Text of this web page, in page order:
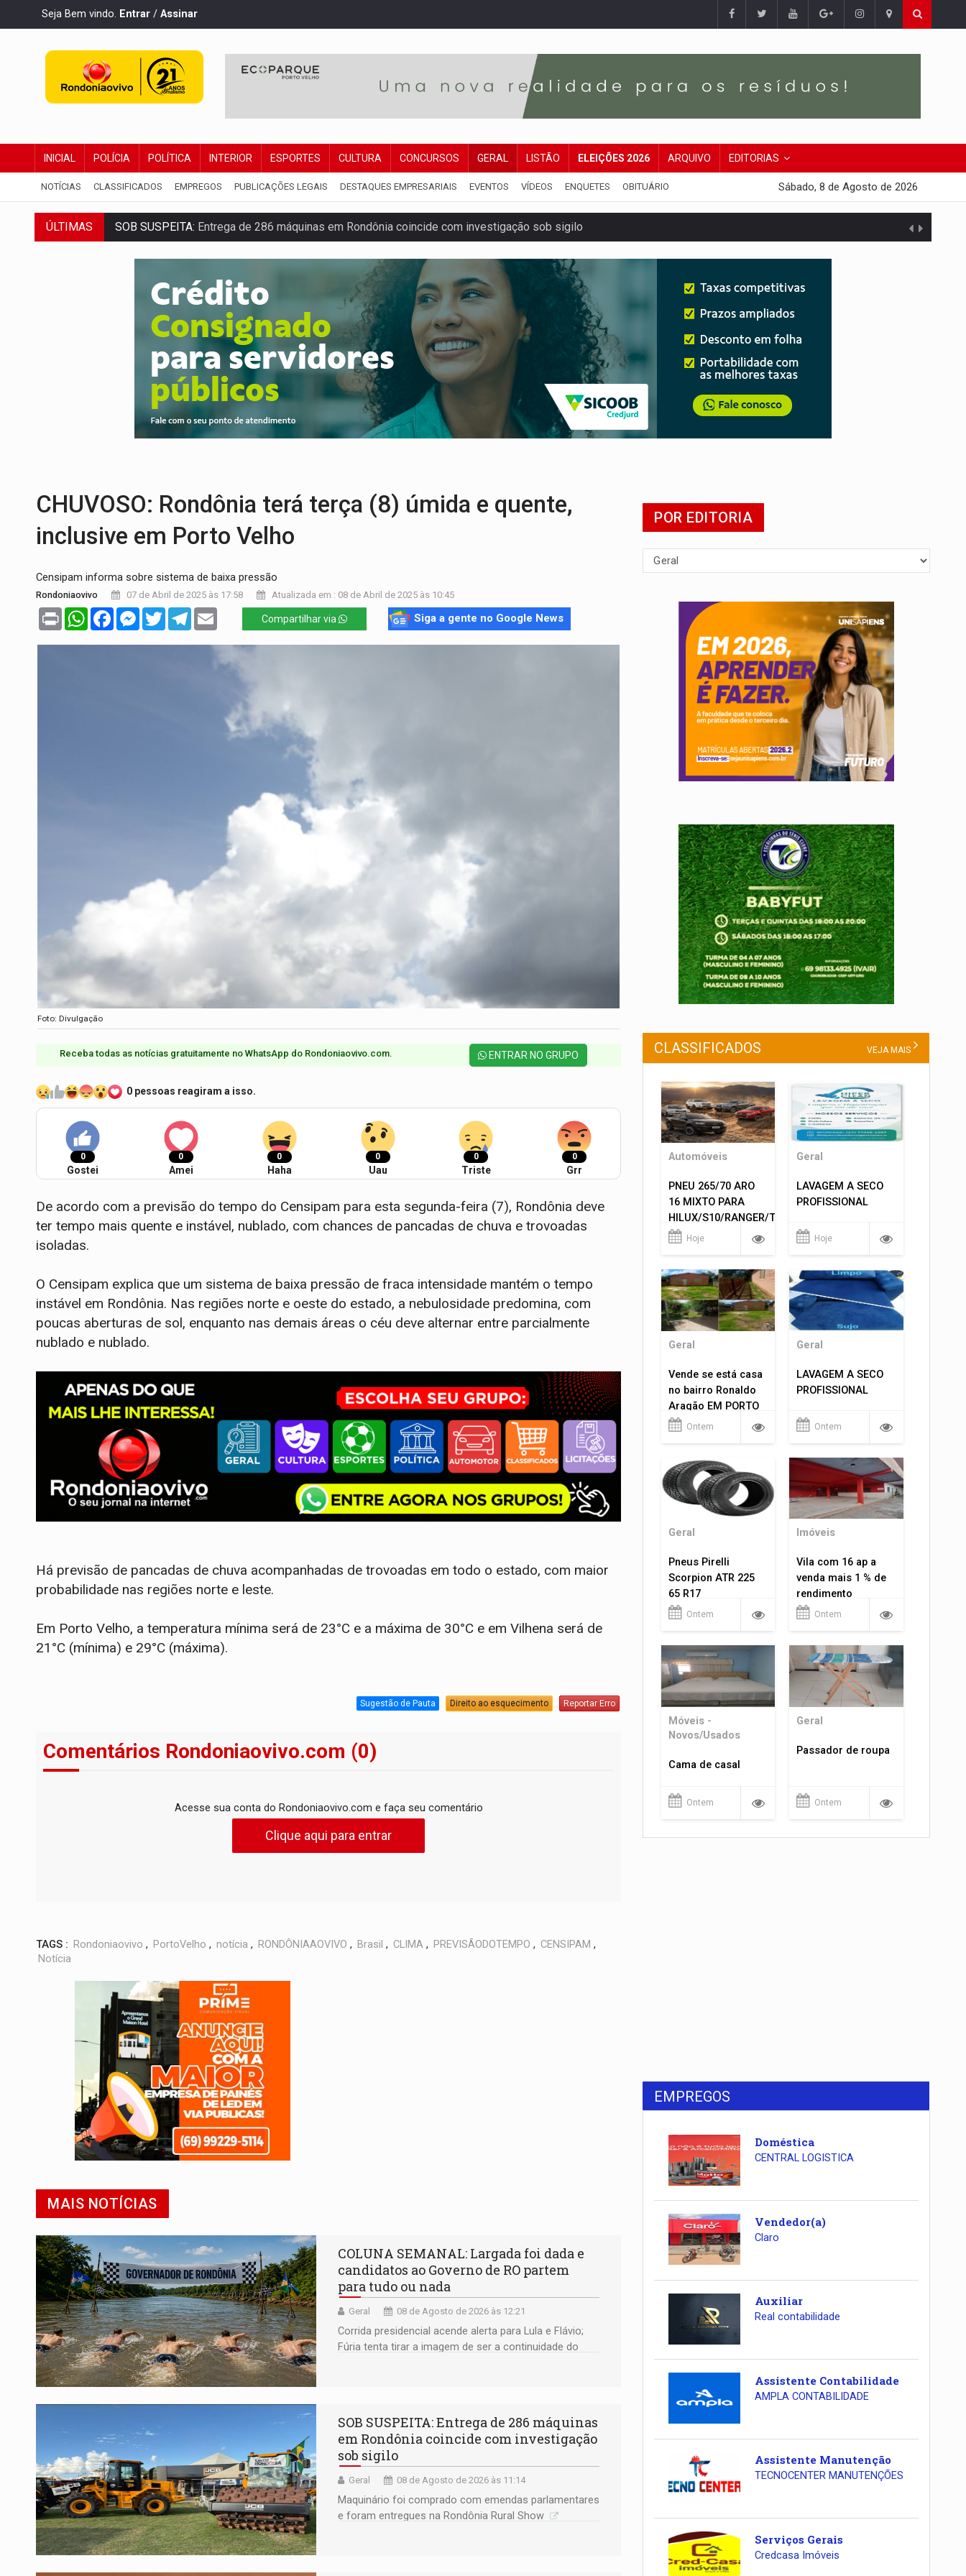
Seja Bem vindo. Entrar / Assinar
INICIAL POLÍCIA POLÍTICA INTERIOR ESPORTES CULTURA CONCURSOS GERAL LISTÃO ELEIÇÕES 2026 ARQUIVO EDITORIAS
NOTÍCIAS CLASSIFICADOS EMPREGOS PUBLICAÇÕES LEGAIS DESTAQUES EMPRESARIAIS EVENTOS VÍDEOS ENQUETES OBITUÁRIO Sábado, 8 de Agosto de 2026
ÚLTIMAS SOB SUSPEITA: Entrega de 286 máquinas em Rondônia coincide com investigação sob sigilo
ARTIGO:Reter até 50% no distrato imobiliário é legal, mas não pode ser automático
DO HOSPITAL AO CAMPO: Veja as mais de 200 ações de Marcos Rogério para Rondônia
EXPANSÃO: Grupo Nova Era amplia presença em PVH e transforma Aramix em Super Nova Era
ROTA GLOBAL: PCC amplia presença internacional e transforma Brasil em corredor da cocaína
CONEXÃO RONDONIAOVIVO: Museólogo Antônio Ocampo conduz a história de uma ferrovia desgovernada
EXTENSÃO DE DANOS:Ferroviários pedem ao Iphan recuperação de área atingida por erosão na EFMM
VARIANDO O CARDÁPIO:Veja essa receita de carne assada para o almoço e o jantar
CHUVOSO: Rondônia terá terça (8) úmida e quente,
inclusive em Porto Velho
Censipam informa sobre sistema de baixa pressão
Rondoniaovivo 07 de Abril de 2025 às 17:58 Atualizada em : 08 de Abril de 2025 às 10:45
Print WhatsAppFacebookMessenger
TwitterTelegram Compartilhar via Siga a gente no Google News
Foto: Divulgação
Receba todas as notícias gratuitamente no WhatsApp do Rondoniaovivo.com.​ ENTRAR NO GRUPO
0 pessoas reagiram a isso.
0
Gostei
0
Amei
0
Haha
0
Uau
0
Triste
0
Grr
De acordo com a previsão do tempo do Censipam para esta segunda-feira (7), Rondônia deve
ter tempo mais quente e instável, nublado, com chances de pancadas de chuva e trovoadas
isoladas.
O Censipam explica que um sistema de baixa pressão de fraca intensidade mantém o tempo
instável em Rondônia. Nas regiões norte e oeste do estado, a nebulosidade predomina, com
poucas aberturas de sol, enquanto nas demais áreas o céu deve alternar entre parcialmente
nublado e nublado.
Há previsão de pancadas de chuva acompanhadas de trovoadas em todo o estado, com maior
probabilidade nas regiões norte e leste.
Em Porto Velho, a temperatura mínima será de 23°C e a máxima de 30°C e em Vilhena será de
21°C (mínima) e 29°C (máxima).
Sugestão de Pauta Direito ao esquecimento Reportar Erro
Comentários Rondoniaovivo.com (0)
Acesse sua conta do Rondoniaovivo.com e faça seu comentário
Clique aqui para entrar
TAGS : Rondoniaovivo , PortoVelho , notícia , RONDÔNIAAOVIVO , Brasil , CLIMA , PREVISÃODOTEMPO , CENSIPAM ,
Notícia
MAIS NOTÍCIAS
COLUNA SEMANAL: Largada foi dada e
candidatos ao Governo de RO partem
para tudo ou nada
Geral 08 de Agosto de 2026 às 12:21
Corrida presidencial acende alerta para Lula e Flávio;
Fúria tenta tirar a imagem de ser a continuidade do
SOB SUSPEITA: Entrega de 286 máquinas
em Rondônia coincide com investigação
sob sigilo
Geral 08 de Agosto de 2026 às 11:14
Maquinário foi comprado com emendas parlamentares
e foram entregues na Rondônia Rural Show
POR EDITORIA
CLASSIFICADOS VEJA MAIS
Automóveis
PNEU 265/70 ARO
16 MIXTO PARA
HILUX/S10/RANGER/TRITON
ETC... MONTAGEM
Hoje
Geral
LAVAGEM A SECO
PROFISSIONAL
Hoje
Geral
Vende se está casa
no bairro Ronaldo
Aragão EM PORTO
VELHO RO.
Ontem
Geral
LAVAGEM A SECO
PROFISSIONAL
Ontem
Geral
Pneus Pirelli
Scorpion ATR 225
65 R17
Ontem
Imóveis
Vila com 16 ap a
venda mais 1 % de
rendimento
Ontem
Móveis -
Novos/Usados
Cama de casal
Ontem
Geral
Passador de roupa
Ontem
EMPREGOS
Doméstica
CENTRAL LOGISTICA
Vendedor(a)
Claro
Auxiliar
Real contabilidade
Assistente Contabilidade
AMPLA CONTABILIDADE
Assistente Manutenção
TECNOCENTER MANUTENÇÕES
Serviços Gerais
Credcasa Imóveis